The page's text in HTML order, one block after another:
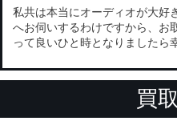
私共は本当にオーディオが大好
へお伺いするわけですから、お
って良いひと時となりましたら
買